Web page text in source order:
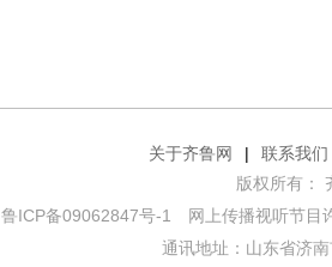
关于齐鲁网 |
联系我们
版权所有：
鲁ICP备09062847号-1
网上传播视听节目
通讯地址：山东省济